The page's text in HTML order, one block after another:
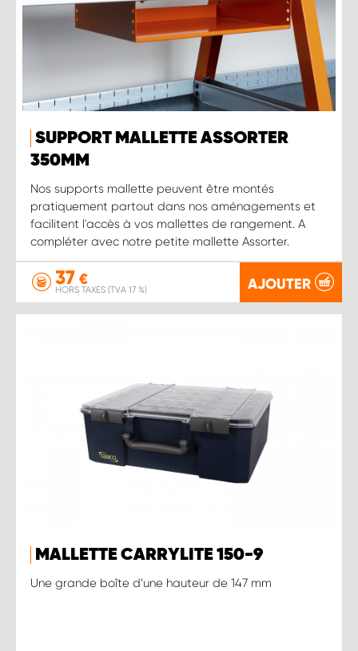
SUPPORT MALLETTE ASSORTER
350MM
Nos supports mallette peuvent être montés
pratiquement partout dans nos aménagements et
facilitent l'accès à vos mallettes de rangement. A
compléter avec notre petite mallette Assorter.
37 €
HORS TAXES (TVA 17 %) AJOUTER
MALLETTE CARRYLITE 150-9
Une grande boîte d’une hauteur de 147 mm